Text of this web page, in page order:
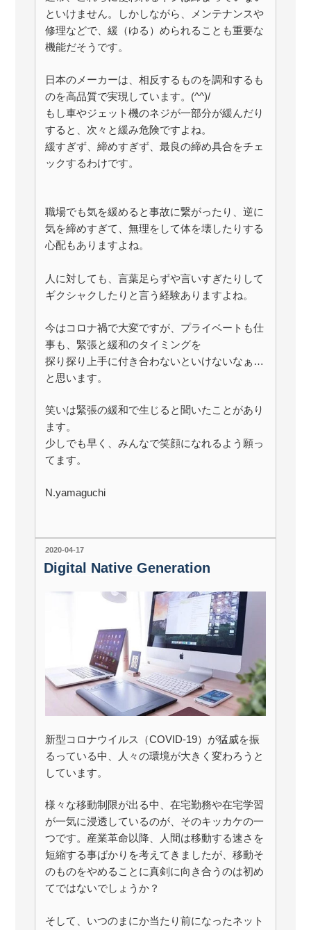
といけません。しかしながら、メンテナンスや
修理などで、緩（ゆる）められることも重要な
機能だそうです。
日本のメーカーは、相反するものを調和するも
のを高品質で実現しています。(^^)/
もし車やジェット機のネジが一部分が緩んだり
すると、次々と緩み危険ですよね。
緩すぎず、締めすぎず、最良の締め具合をチェ
ックするわけです。
職場でも気を緩めると事故に繋がったり、逆に
気を締めすぎて、無理をして体を壊したりする
心配もありますよね。
人に対しても、言葉足らずや言いすぎたりして
ギクシャクしたりと言う経験ありますよね。
今はコロナ禍で大変ですが、プライベートも仕
事も、緊張と緩和のタイミングを
探り探り上手に付き合わないといけないなぁ…
と思います。
笑いは緊張の緩和で生じると聞いたことがあり
ます。
少しでも早く、みんなで笑顔になれるよう願っ
てます。
N.yamaguchi
投
稿
日:
2020-04-17
Digital Native Generation
新型コロナウイルス（COVID-19）が猛威を振
るっている中、人々の環境が大きく変わろうと
しています。
様々な移動制限が出る中、在宅勤務や在宅学習
が一気に浸透しているのが、そのキッカケの一
つです。産業革命以降、人間は移動する速さを
短縮する事ばかりを考えてきましたが、移動そ
のものをやめることに真剣に向き合うのは初め
てではないでしょうか？
そして、いつのまにか当たり前になったネット